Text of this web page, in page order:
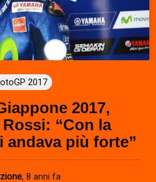
2017
2017,
“Con la
andava più forte”
, 8 anni fa